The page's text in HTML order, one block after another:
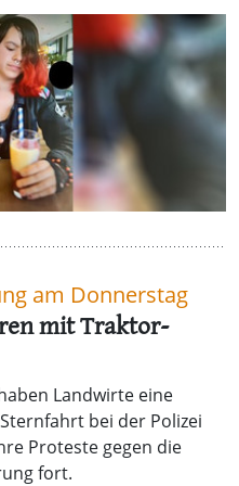
am Donnerstag
mit Traktor-
Landwirte eine
bei der Polizei
Proteste gegen die
fort.